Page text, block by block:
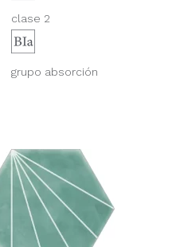
clase 2
grupo absorción